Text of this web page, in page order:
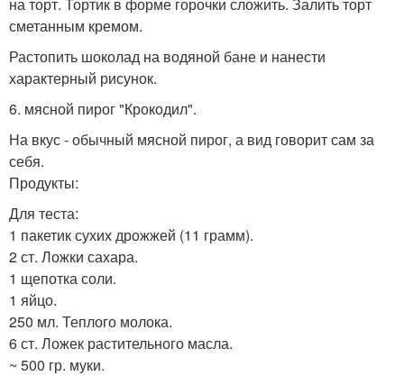
сметанным кремом.
Растопить шоколад на водяной бане и нанести
характерный рисунок.
6. мясной пирог "Крокодил".
На вкус - обычный мясной пирог, а вид говорит сам за
себя.
Продукты:
Для теста:
1 пакетик сухих дрожжей (11 грамм).
2 ст. Ложки сахара.
1 щепотка соли.
1 яйцо.
250 мл. Теплого молока.
6 ст. Ложек растительного масла.
~ 500 гр. муки.